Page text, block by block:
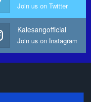
Join us on Twitter
Kalesangofficial
Join us on Instagram